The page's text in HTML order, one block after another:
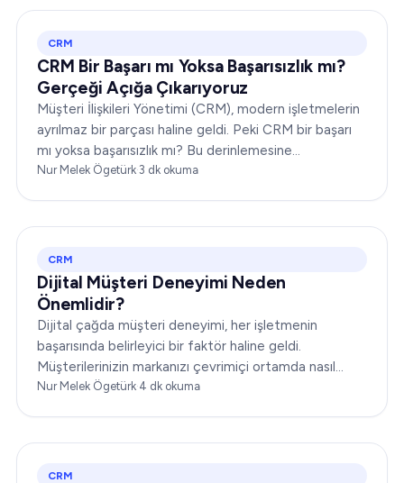
CRM
CRM Bir Başarı mı Yoksa Başarısızlık mı?
Gerçeği Açığa Çıkarıyoruz
Müşteri İlişkileri Yönetimi (CRM), modern işletmelerin
ayrılmaz bir parçası haline geldi. Peki CRM bir başarı
mı yoksa başarısızlık mı? Bu derinlemesine
incelemede, size kapsamlı bir bakış açısı sunmak için
Nur Melek Ögetürk·3 dk okuma
CRM
Dijital Müşteri Deneyimi Neden
Önemlidir?
Dijital çağda müşteri deneyimi, her işletmenin
başarısında belirleyici bir faktör haline geldi.
Müşterilerinizin markanızı çevrimiçi ortamda nasıl
algıladığı ve markanızla nasıl etkileşime geçtiği,
Nur Melek Ögetürk·4 dk okuma
CRM